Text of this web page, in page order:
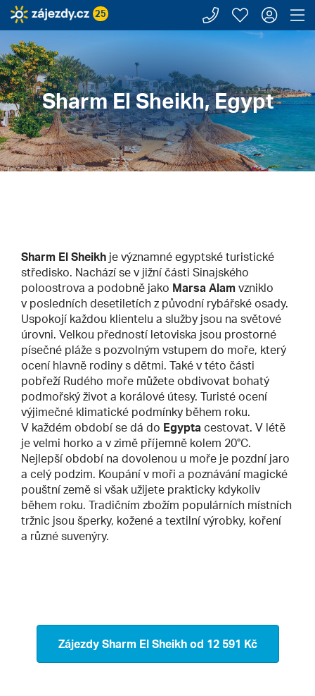
25 Zavolejte
Moje
Zájezdy.cz Egypt Sharm El Sheikh
Sharm El Sheikh, Egypt
Sharm El Sheikh je významné egyptské turistické
středisko. Nachází se v jižní části Sinajského
poloostrova a podobně jako Marsa Alam vzniklo
v posledních desetiletích z původní rybářské osady.
Uspokojí každou klientelu a služby jsou na světové
úrovni. Velkou předností letoviska jsou prostorné
písečné pláže s pozvolným vstupem do moře, který
ocení hlavně rodiny s dětmi. Také v této části
pobřeží Rudého moře můžete obdivovat bohatý
podmořský život a korálové útesy. Turisté ocení
výjimečné klimatické podmínky během roku.
V každém období se dá do Egypta cestovat. V létě
je velmi horko a v zimě příjemně kolem 20°C.
Nejlepší období na dovolenou u moře je pozdní jaro
a celý podzim. Koupání v moři a poznávání magické
pouštní země si však užijete prakticky kdykoliv
během roku. Tradičním zbožím populárních místních
tržnic jsou šperky, kožené a textilní výrobky, koření
a různé suvenýry.
Zájezdy Sharm El Sheikh od 12 591 Kč